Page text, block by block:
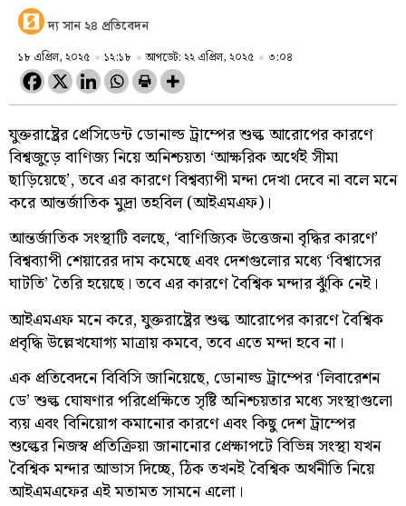
দ্য সান ২৪ প্রতিবেদন
১৮ এপ্রিল, ২০২৫ ১২:১৮ আপডেট: ২২ এপ্রিল, ২০২৫ ৩:০৪
যুক্তরাষ্ট্রের প্রেসিডেন্ট ডোনাল্ড ট্রাম্পের শুল্ক আরোপের কারণে
বিশ্বজুড়ে বাণিজ্য নিয়ে অনিশ্চয়তা ‘আক্ষরিক অর্থেই সীমা
ছাড়িয়েছে’, তবে এর কারণে বিশ্বব্যাপী মন্দা দেখা দেবে না বলে মনে
করে আন্তর্জাতিক মুদ্রা তহবিল (আইএমএফ)।
আন্তর্জাতিক সংস্থাটি বলছে, ‘বাণিজ্যিক উত্তেজনা বৃদ্ধির কারণে’
বিশ্বব্যাপী শেয়ারের দাম কমেছে এবং দেশগুলোর মধ্যে ‘বিশ্বাসের
ঘাটতি’ তৈরি হয়েছে। তবে এর কারণে বৈশ্বিক মন্দার ঝুঁকি নেই।
আইএমএফ মনে করে, যুক্তরাষ্ট্রের শুল্ক আরোপের কারণে বৈশ্বিক
প্রবৃদ্ধি উল্লেখযোগ্য মাত্রায় কমবে, তবে এতে মন্দা হবে না।
এক প্রতিবেদনে বিবিসি জানিয়েছে, ডোনাল্ড ট্রাম্পের ‘লিবারেশন
ডে’ শুল্ক ঘোষণার পরিপ্রেক্ষিতে সৃষ্টি অনিশ্চয়তার মধ্যে সংস্থাগুলো
ব্যয় এবং বিনিয়োগ কমানোর কারণে এবং কিছু দেশ ট্রাম্পের
শুল্কের নিজস্ব প্রতিক্রিয়া জানানোর প্রেক্ষাপটে বিভিন্ন সংস্থা যখন
বৈশ্বিক মন্দার আভাস দিচ্ছে, ঠিক তখনই বৈশ্বিক অর্থনীতি নিয়ে
আইএমএফের এই মতামত সামনে এলো।